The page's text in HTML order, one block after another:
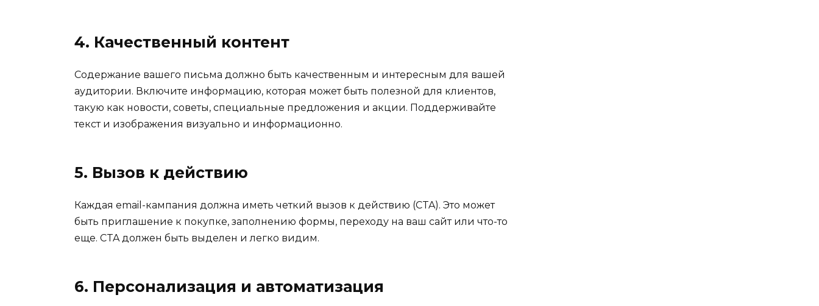
4. Качественный контент
Содержание вашего письма должно быть качественным и интересным для вашей
аудитории. Включите информацию, которая может быть полезной для клиентов,
такую как новости, советы, специальные предложения и акции. Поддерживайте
текст и изображения визуально и информационно.
5. Вызов к действию
Каждая email-кампания должна иметь четкий вызов к действию (CTA). Это может
быть приглашение к покупке, заполнению формы, переходу на ваш сайт или что-то
еще. CTA должен быть выделен и легко видим.
6. Персонализация и автоматизация